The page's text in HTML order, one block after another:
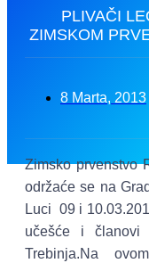
PLIVAČI
ZIMSKOM
8 Marta, 2013
Zimsko prvenstvo
održaće se na
Luci 09 i
učešće i
Trebinja.Na